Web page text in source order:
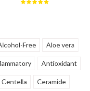
verzacht en herstelt, voor een
acne, puistjes, e.d.
Free Aloe vera
Antioxidant
Centella Ceramide